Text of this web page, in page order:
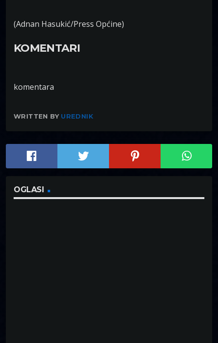
(Adnan Hasukić/Press Općine)
KOMENTARI
komentara
WRITTEN BY UREDNIK
OGLASI